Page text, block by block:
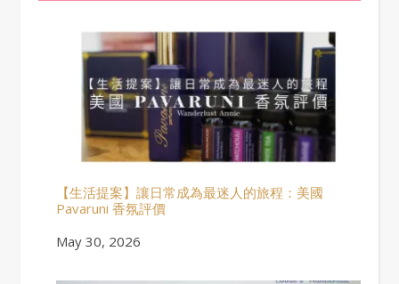
【生活提案】讓日常成為最迷人的旅程：美國
Pavaruni 香氛評價
Date
May 30, 2026